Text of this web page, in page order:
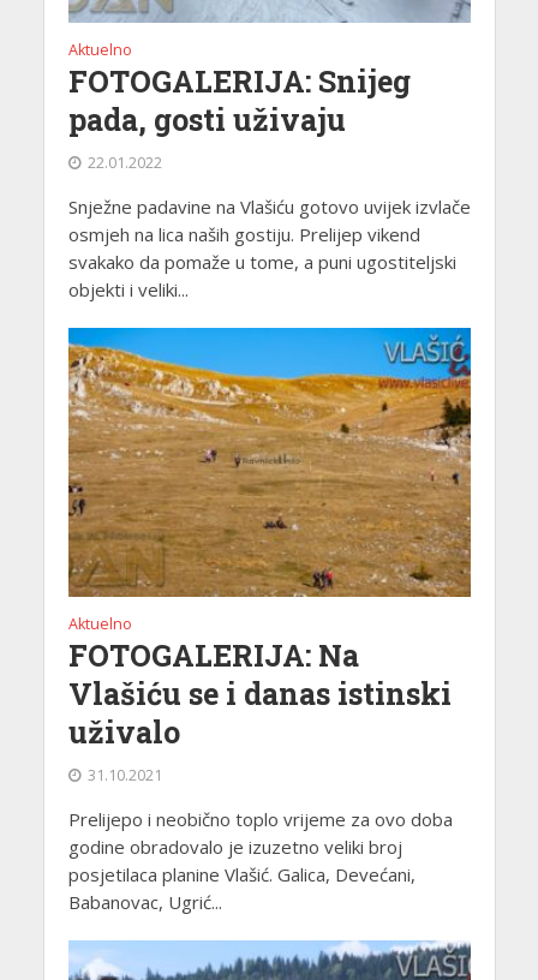
Aktuelno
FOTOGALERIJA: Snijeg
pada, gosti uživaju
22.01.2022
Snježne padavine na Vlašiću gotovo uvijek izvlače
osmjeh na lica naših gostiju. Prelijep vikend
svakako da pomaže u tome, a puni ugostiteljski
objekti i veliki...
Aktuelno
FOTOGALERIJA: Na
Vlašiću se i danas istinski
uživalo
31.10.2021
Prelijepo i neobično toplo vrijeme za ovo doba
godine obradovalo je izuzetno veliki broj
posjetilaca planine Vlašić. Galica, Devećani,
Babanovac, Ugrić...